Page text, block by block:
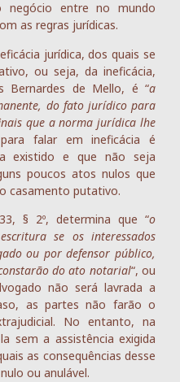
negócio entre no mundo
as regras jurídicas.
jurídica, dos quais se
ou seja, da ineficácia,
Bernardes de Mello, é “a
do fato jurídico para
que a norma jurídica lhe
falar em ineficácia é
existido e que não seja
poucos atos nulos que
casamento putativo.
§ 2º, determina que “o
se os interessados
ou por defensor público,
do ato notarial“, ou
não será lavrada a
as partes não farão o
No entanto, na
sem a assistência exigida
as consequências desse
ou anulável.